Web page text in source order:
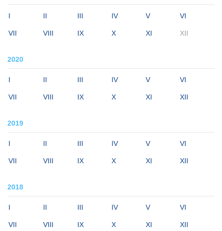
I II III IV V VI
VII VIII IX X XI XII
2020
I II III IV V VI
VII VIII IX X XI XII
2019
I II III IV V VI
VII VIII IX X XI XII
2018
I II III IV V VI
VII VIII IX X XI XII